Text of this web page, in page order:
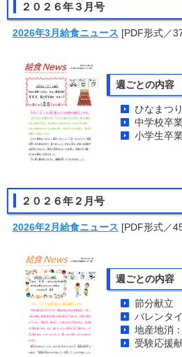
２０２６年３月号
2026年3月給食ニュース [PDF形式／
週ごとの内容
ひなまつ
中学校卒
小学生卒
２０２６年２月号
2026年2月給食ニュース [PDF形式／
週ごとの内容
節分献立
バレンタ
地産地消
受験応援